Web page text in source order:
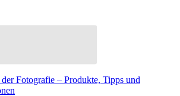
Fotografie – Produkte, Tipps und